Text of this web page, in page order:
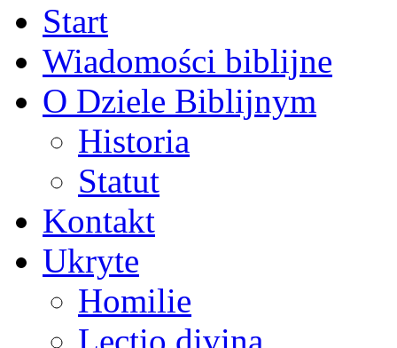
Start
Wiadomości biblijne
O Dziele Biblijnym
Historia
Statut
Kontakt
Ukryte
Homilie
Lectio divina